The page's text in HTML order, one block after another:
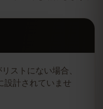
ストにない場合、
設計されていませ